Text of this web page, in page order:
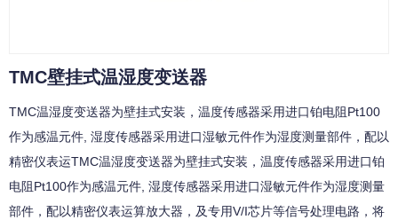
TMC壁挂式温湿度变送器
TMC温湿度变送器为壁挂式安装，温度传感器采用进口铂电阻Pt100
作为感温元件, 湿度传感器采用进口湿敏元件作为湿度测量部件，配以
精密仪表运TMC温湿度变送器为壁挂式安装，温度传感器采用进口铂
电阻Pt100作为感温元件, 湿度传感器采用进口湿敏元件作为湿度测量
部件，配以精密仪表运算放大器，及专用V/I芯片等信号处理电路，将